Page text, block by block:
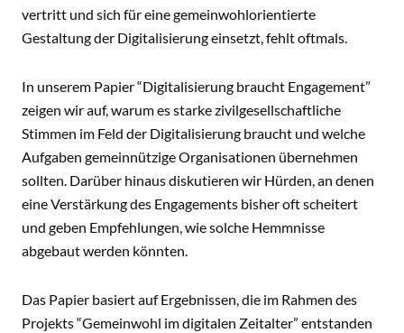
vertritt und sich für eine gemeinwohlorientierte
Gestaltung der Digitalisierung einsetzt, fehlt oftmals.
In unserem Papier “Digitalisierung braucht Engagement”
zeigen wir auf, warum es starke zivilgesellschaftliche
Stimmen im Feld der Digitalisierung braucht und welche
Aufgaben gemeinnützige Organisationen übernehmen
sollten. Darüber hinaus diskutieren wir Hürden, an denen
eine Verstärkung des Engagements bisher oft scheitert
und geben Empfehlungen, wie solche Hemmnisse
abgebaut werden könnten.
Das Papier basiert auf Ergebnissen, die im Rahmen des
Projekts “Gemeinwohl im digitalen Zeitalter” entstanden